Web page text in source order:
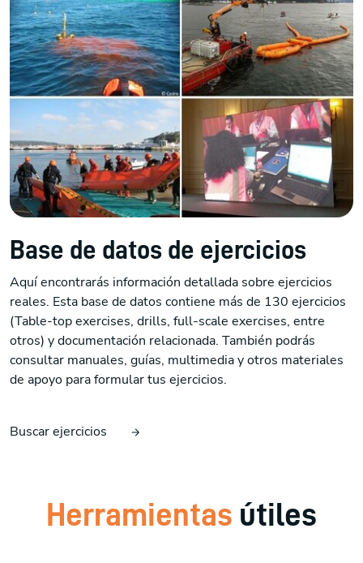
Base de datos de ejercicios
Aquí encontrarás información detallada sobre ejercicios
reales. Esta base de datos contiene más de 130 ejercicios
(Table-top exercises, drills, full-scale exercises, entre
otros) y documentación relacionada. También podrás
consultar manuales, guías, multimedia y otros materiales
de apoyo para formular tus ejercicios.
Buscar ejercicios
Herramientas útiles